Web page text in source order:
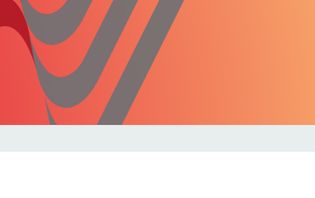
Familie
Freizeit
Gesundheit
Internet
Forschung
Migration
Polizei